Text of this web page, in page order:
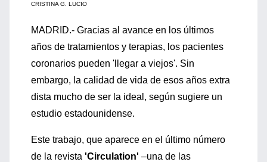
CRISTINA G. LUCIO
MADRID.- Gracias al avance en los últimos
años de tratamientos y terapias, los pacientes
coronarios pueden 'llegar a viejos'. Sin
embargo, la calidad de vida de esos años extra
dista mucho de ser la ideal, según sugiere un
estudio estadounidense.
Este trabajo, que aparece en el último número
de la revista 'Circulation' –una de las